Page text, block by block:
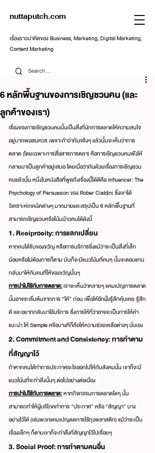
nuttaputch.com
เรื่องราวน่าคิดของ Business, Marketing, Digital Marketing,
Content Marketing
6 หลักพื้นฐานของการเชิญชวนคน (และ
ลูกค้าของเรา)
เรื่องของการเชิญชวนคนนั้นเป็นสิ่งที่นักการตลาดให้ความสนใจ
อยู่มากพอสมควร เพราะถ้าว่ากันจริงๆ แล้วนั้นจะเห็นว่าการ
ตลาด (โดยเฉพาะการสื่อสารการตลา) คือการเชิญชวนคนฟังให้
กลายมาเป็นลูกค้าอยู่เสมอ โดยเมื่อว่ากันด้วยเรื่องการเชิญชวน
คนแล้วนั้น หนึ่งในหนังสือที่พูดถึงเรื่องนี้ได้ดีคือ Influencer: The
Psychology of Persuasion ของ Rober Cialdini ซึ่งเขาได้
วิเคราะห์เทคนิคต่างๆ มากมายและสรุปเป็น 6 หลักพื้นฐานที่
สามารถเชิญชวนหรือโน้มน้าวคนได้ดังนี้
1. Reciprocity: การแลกเปลี่ยน
หากคนได้รับของขวัญ หรือการบริการซึ่งแม้ว่าจะเป็นสิ่งที่เล็ก
น้อยหรือไม่ต้องการก็ตาม มันก็จะมีแนวโน้มที่คนๆ นั้นจะตอบแทน
กลับมาให้กับคนที่ให้ของขวัญนั้นๆ
การนำไปใช้กับการตลาด: เราจะเห็นว่าหลายๆ แคมเปญการตลาด
นั้นอาจจะเริ่มต้นจากการ “ให้” ก่อน เพื่อให้อีกฝั่งรู้สึกคุ้นเคย รู้สึก
ดี และอยากกลับมาใช้บริการ ซึ่งการให้ที่ว่าอาจจะเป็นการให้คำ
แนะนำ ให้ Sample หรือบางทีก็คือให้ความช่วยเหลือต่างๆ นั่นเอง
2. Commitment and Consistency: การทำตาม
ที่สัญญาไว้
ถ้าหากคนได้ทำการประกาศอะไรออกไปให้กับสังคมนั้น เขาก็จะมี
แนวโน้นที่จะทำสิ่งนั้นๆ ต่อไปอย่างต่อเนื่อง
การนำไปใช้กับการตลาด: หากกิจกรรมการตลาดใดๆ นั้น
สามารถทำให้ผู้บริโภคทำการ “ประกาศ” หรือ “สัญญา” บาง
อย่างไว้ได้ (เช่นพวกแคมเปญลดการใช้ถุงพลาสติก) แม้ว่าจะเป็น
เรื่องเล็กๆ ก็ตามเขาก็จะทำสิ่งที่สัญญาไว้ไปเรื่อยๆ
3. Social Proof: การทำตามคนอื่น